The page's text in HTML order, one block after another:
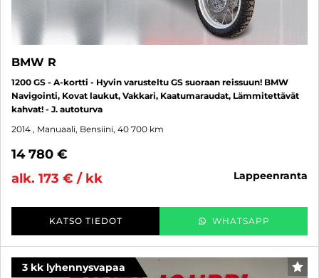
BMW R
1200 GS - A-kortti - Hyvin varusteltu GS suoraan reissuun! BMW
Navigointi, Kovat laukut, Vakkari, Kaatumaraudat, Lämmitettävät
kahvat! - J. autoturva
2014 , Manuaali, Bensiini, 40 700 km
14 780 €
alk. 173 € / kk
lappeenranta
KATSO TIEDOT WHATSAPP
3 kk lyhennysvapaa